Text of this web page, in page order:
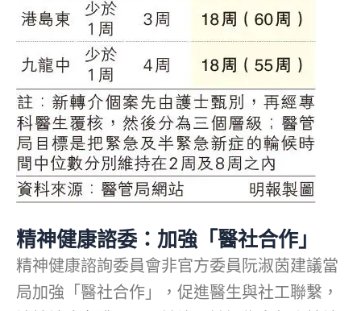
精神健康諮委：加強「醫社合作」
精神健康諮詢委員會非官方委員阮淑茵建議當
局加強「醫社合作」，促進醫生與社工聯繫，